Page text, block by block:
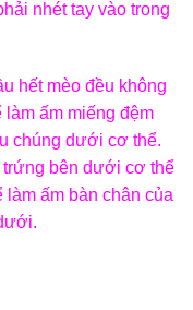
nhét tay vào trong
hết mèo đều không
làm ấm miếng đệm
chúng dưới cơ thể.
trứng bên dưới cơ thể
làm ấm bàn chân của